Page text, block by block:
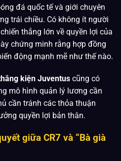
đá quốc tế và giới chuyên
trái chiều. Có không ít người
thắng lớn về quyền lợi của
chứng minh rằng hợp đồng
động mạnh mẽ như thế nào.
kiện Juventus cũng có
mô hình quản lý lương cần
cần tránh các thỏa thuận
quyền lợi bản thân.
giữa CR7 và “Bà già